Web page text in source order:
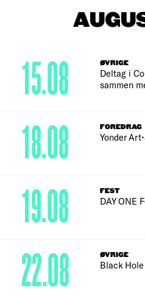
ØVRIGE
Deltag i
sammen
15.08
FOREDRAG
Yonder
18.08
FEST
DAY ONE
19.08
ØVRIGE
Black
22.08